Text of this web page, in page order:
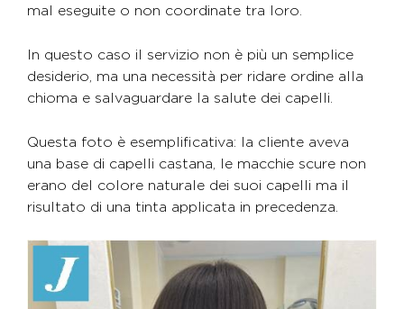
mal eseguite o non coordinate tra loro.
In questo caso il servizio non è più un semplice
desiderio, ma una necessità per ridare ordine alla
chioma e salvaguardare la salute dei capelli.
Questa foto è esemplificativa: la cliente aveva
una base di capelli castana, le macchie scure non
erano del colore naturale dei suoi capelli ma il
risultato di una tinta applicata in precedenza.